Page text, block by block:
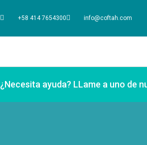
+58 414 7654300 info@coftah.com
¿Necesita ayuda? LLame a uno de